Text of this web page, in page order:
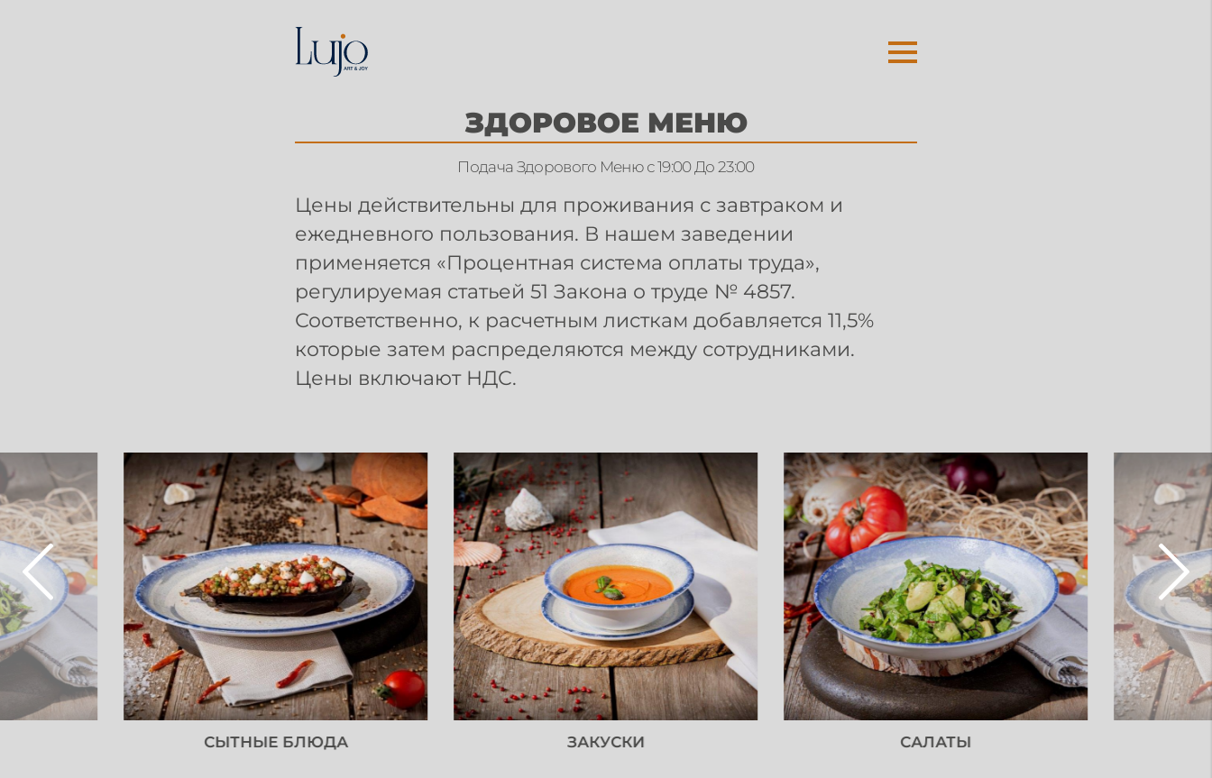
ЗДОРОВОЕ МЕНЮ
Подача Здорового Меню с 19:00 До 23:00
Цены действительны для проживания с завтраком и
ежедневного пользования. В нашем заведении
применяется «Процентная система оплаты труда»,
регулируемая статьей 51 Закона о труде № 4857.
Соответственно, к расчетным листкам добавляется 11,5%
которые затем распределяются между сотрудниками.
Цены включают НДС.
СЫТНЫЕ БЛЮДА ЗАКУСКИ САЛАТЫ